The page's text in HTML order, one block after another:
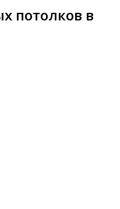
потолков в